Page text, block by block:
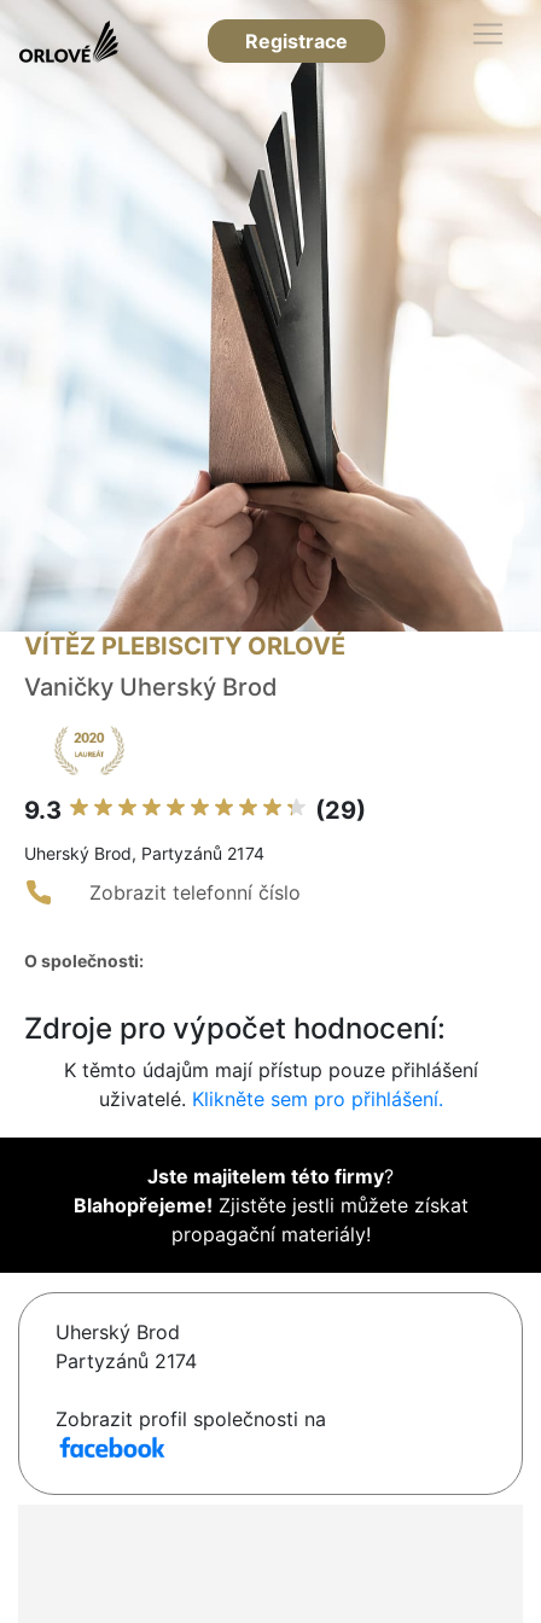
Registrace
VÍTĚZ PLEBISCITY ORLOVÉ
Vaničky Uherský Brod
9.3 (29)
Uherský Brod, Partyzánů 2174
Zobrazit telefonní číslo
O společnosti:
Zdroje pro výpočet hodnocení:
K těmto údajům mají přístup pouze přihlášení
uživatelé. Klikněte sem pro přihlášení.
Jste majitelem této firmy?
Blahopřejeme! Zjistěte jestli můžete získat
propagační materiály!
Uherský Brod
Partyzánů 2174
Zobrazit profil společnosti na